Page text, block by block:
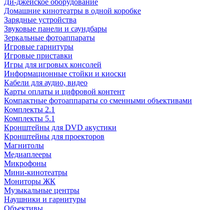
Ди-джейское оборудование
Домашние кинотеатры в одной коробке
Зарядные устройства
Звуковые панели и саундбары
Зеркальные фотоаппараты
Игровые гарнитуры
Игровые приставки
Игры для игровых консолей
Информационные стойки и киоски
Кабели для аудио, видео
Карты оплаты и цифровой контент
Компактные фотоаппараты со сменными объективами
Комплекты 2.1
Комплекты 5.1
Кронштейны для DVD акустики
Кронштейны для проекторов
Магнитолы
Медиаплееры
Микрофоны
Мини-кинотеатры
Мониторы ЖК
Музыкальные центры
Наушники и гарнитуры
Объективы